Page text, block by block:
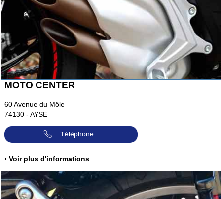
MOTO CENTER
60 Avenue du Môle
74130 - AYSE
Téléphone
› Voir plus d'informations